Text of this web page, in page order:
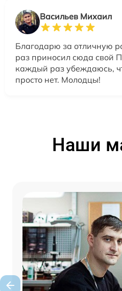
Васильев Михаил
Благодарю за отличную
раз приносил сюда свой
каждый раз убеждаюсь,
просто нет. Молодцы!
Наши